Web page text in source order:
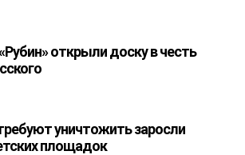
открыли доску в честь
уничтожить заросли
площадок